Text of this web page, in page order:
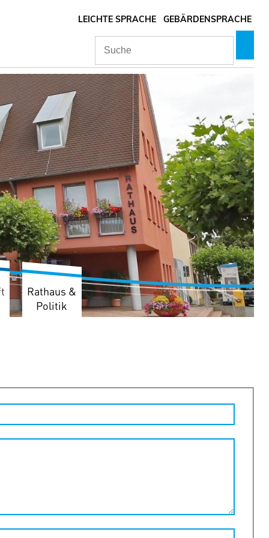
LEICHTE SPRACHE GEBÄRDENSPRACHE
Rathaus &
Politik